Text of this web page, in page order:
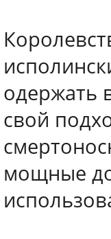
одержать
свой
мощные